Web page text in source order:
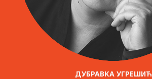
ДУБРАВКА УГРЕШИЋ